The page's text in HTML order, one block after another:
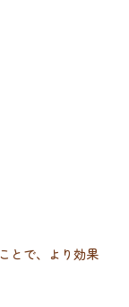
とで、より効果